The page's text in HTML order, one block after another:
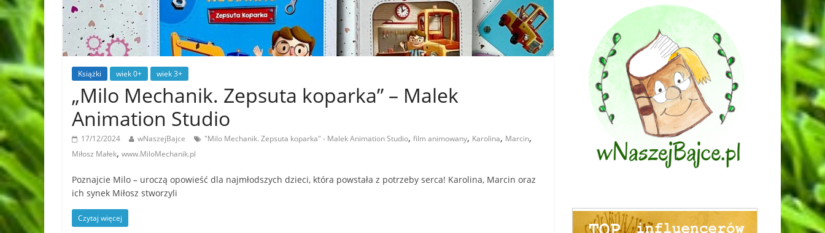
Książki wiek 0+ wiek 3+
„Milo Mechanik. Zepsuta koparka” – Malek
Animation Studio
17/12/2024 wNaszejBajce "Milo Mechanik. Zepsuta koparka" - Malek Animation Studio, film animowany, Karolina, Marcin,
Miłosz Małek, www.MiloMechanik.pl
Poznajcie Milo – uroczą opowieść dla najmłodszych dzieci, która powstała z potrzeby serca! Karolina, Marcin oraz
ich synek Miłosz stworzyli
Czytaj więcej